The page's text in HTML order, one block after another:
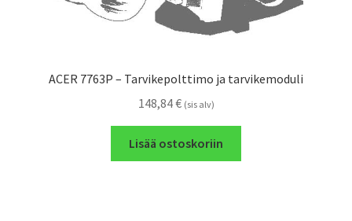
ACER 7763P – Tarvikepolttimo ja tarvikemoduli
148,84€ (sis alv)
Lisää ostoskoriin